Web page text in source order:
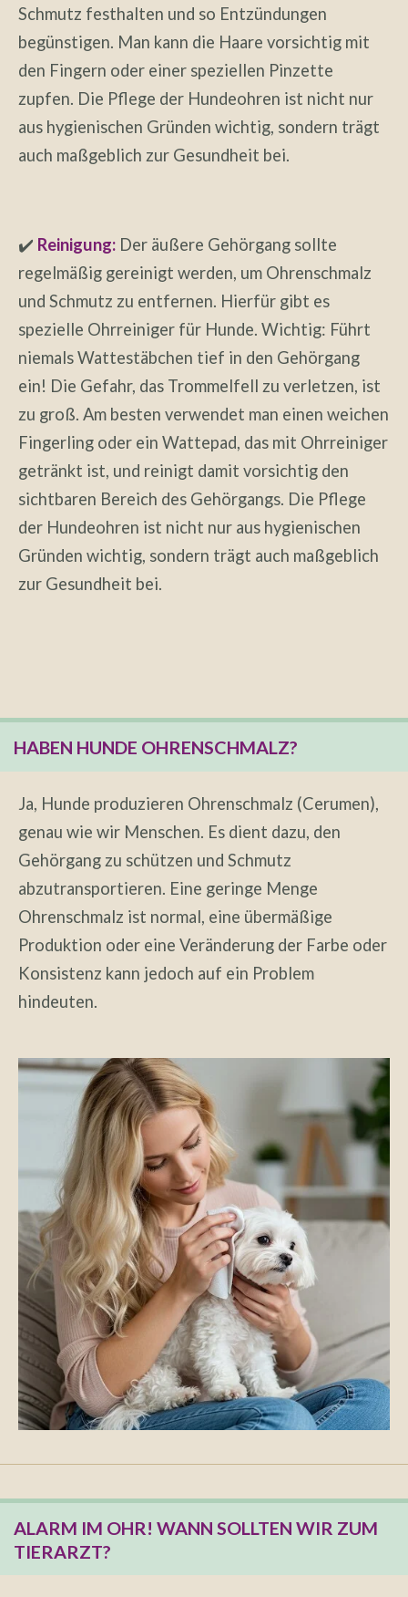
Schmutz festhalten und so Entzündungen
begünstigen. Man kann die Haare vorsichtig mit
den Fingern oder einer speziellen Pinzette
zupfen. Die Pflege der Hundeohren ist nicht nur
aus hygienischen Gründen wichtig, sondern trägt
auch maßgeblich zur Gesundheit bei.
✔️ Reinigung: Der äußere Gehörgang sollte
regelmäßig gereinigt werden, um Ohrenschmalz
und Schmutz zu entfernen. Hierfür gibt es
spezielle Ohrreiniger für Hunde. Wichtig: Führt
niemals Wattestäbchen tief in den Gehörgang
ein! Die Gefahr, das Trommelfell zu verletzen, ist
zu groß. Am besten verwendet man einen weichen
Fingerling oder ein Wattepad, das mit Ohrreiniger
getränkt ist, und reinigt damit vorsichtig den
sichtbaren Bereich des Gehörgangs. Die Pflege
der Hundeohren ist nicht nur aus hygienischen
Gründen wichtig, sondern trägt auch maßgeblich
zur Gesundheit bei.
HABEN HUNDE OHRENSCHMALZ?
Ja, Hunde produzieren Ohrenschmalz (Cerumen),
genau wie wir Menschen. Es dient dazu, den
Gehörgang zu schützen und Schmutz
abzutransportieren. Eine geringe Menge
Ohrenschmalz ist normal, eine übermäßige
Produktion oder eine Veränderung der Farbe oder
Konsistenz kann jedoch auf ein Problem
hindeuten.
ALARM IM OHR! WANN SOLLTEN WIR ZUM
TIERARZT?